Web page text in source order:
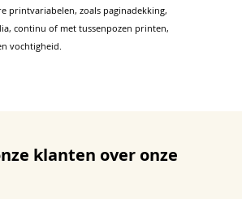
printvariabelen, zoals paginadekking,
continu of met tussenpozen printen,
vochtigheid.
klanten over onze